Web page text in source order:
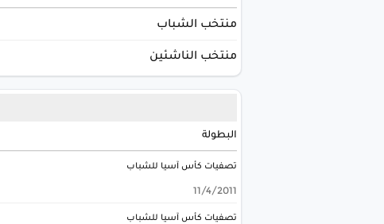
منتخب الشباب
منتخب الناشئين
البطولة
تصفيات كأس آسيا للشباب
11/4/2011
تصفيات كأس آسيا للشباب